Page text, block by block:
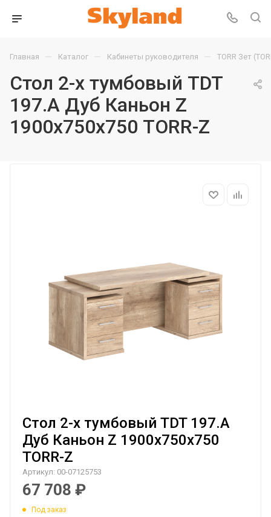
Главная — Каталог — Кабинеты руководителя — TORR Зет
Стол 2-х тумбовый TDT
197.A Дуб Каньон Z
1900х750х750 TORR-Z
Стол 2-х тумбовый TDT 197.A
Дуб Каньон Z 1900х750х750
TORR-Z
Артикул: 00-07125753
67 708 ₽
Под заказ